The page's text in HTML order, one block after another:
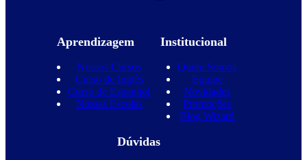
Aprendizagem
Nossos Cursos
Curso de Inglês
Curso de Espanhol
Nossas Escolas
Institucional
Quem Somos
Equipe
Novidades
Promoções
Blog Wizard
Dúvidas